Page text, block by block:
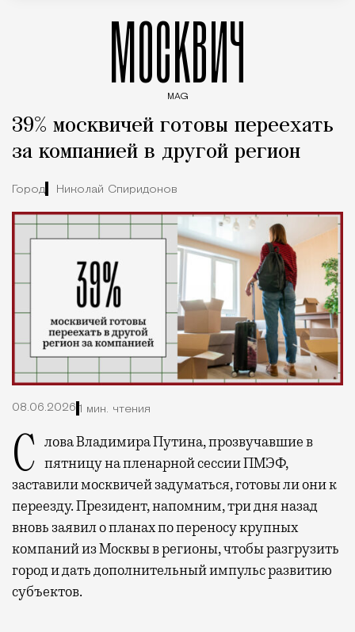
МОСКВИЧ
MAG
39% москвичей готовы переехать
за компанией в другой регион
Город Николай Спиридонов
08.06.2026 1 мин. чтения
Слова Владимира Путина, прозвучавшие в пятницу на пленарной сессии ПМЭФ,
заставили москвичей задуматься, готовы ли они к
переезду. Президент, напомним, три дня назад
вновь заявил о планах по переносу крупных
компаний из Москвы в регионы, чтобы разгрузить
город и дать дополнительный импульс развитию
субъектов.